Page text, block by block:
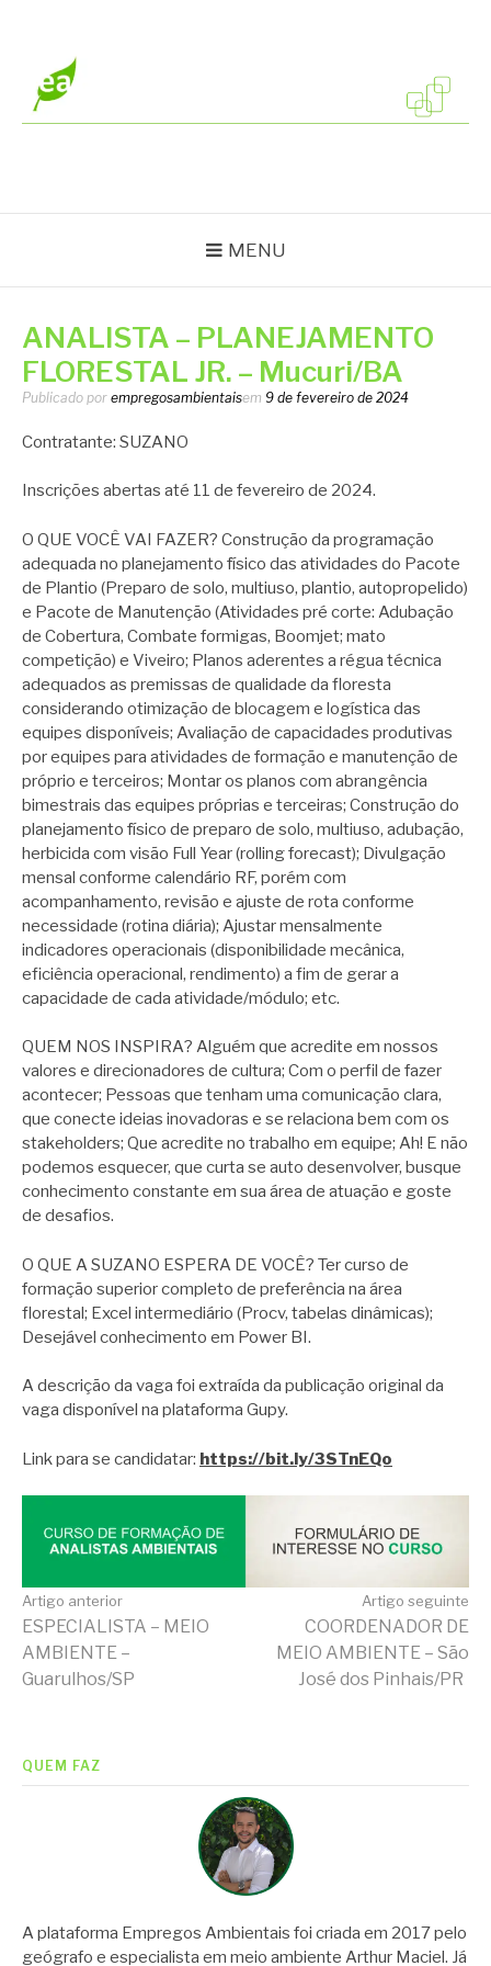
conteúdo
MENU
ANALISTA – PLANEJAMENTO
FLORESTAL JR. – Mucuri/BA
Publicado por empregosambientaisem 9 de fevereiro de 2024
Contratante: SUZANO
Inscrições abertas até 11 de fevereiro de 2024.
O QUE VOCÊ VAI FAZER? Construção da programação
adequada no planejamento físico das atividades do Pacote
de Plantio (Preparo de solo, multiuso, plantio, autopropelido)
e Pacote de Manutenção (Atividades pré corte: Adubação
de Cobertura, Combate formigas, Boomjet; mato
competição) e Viveiro; Planos aderentes a régua técnica
adequados as premissas de qualidade da floresta
considerando otimização de blocagem e logística das
equipes disponíveis; Avaliação de capacidades produtivas
por equipes para atividades de formação e manutenção de
próprio e terceiros; Montar os planos com abrangência
bimestrais das equipes próprias e terceiras; Construção do
planejamento físico de preparo de solo, multiuso, adubação,
herbicida com visão Full Year (rolling forecast); Divulgação
mensal conforme calendário RF, porém com
acompanhamento, revisão e ajuste de rota conforme
necessidade (rotina diária); Ajustar mensalmente
indicadores operacionais (disponibilidade mecânica,
eficiência operacional, rendimento) a fim de gerar a
capacidade de cada atividade/módulo; etc.
QUEM NOS INSPIRA? Alguém que acredite em nossos
valores e direcionadores de cultura; Com o perfil de fazer
acontecer; Pessoas que tenham uma comunicação clara,
que conecte ideias inovadoras e se relaciona bem com os
stakeholders; Que acredite no trabalho em equipe; Ah! E não
podemos esquecer, que curta se auto desenvolver, busque
conhecimento constante em sua área de atuação e goste
de desafios.
O QUE A SUZANO ESPERA DE VOCÊ? Ter curso de
formação superior completo de preferência na área
florestal; Excel intermediário (Procv, tabelas dinâmicas);
Desejável conhecimento em Power BI.
A descrição da vaga foi extraída da publicação original da
vaga disponível na plataforma Gupy.
Link para se candidatar: https://bit.ly/3STnEQo
Continue
lendo
Artigo anterior
ESPECIALISTA – MEIO
AMBIENTE –
Guarulhos/SP
Artigo seguinte
COORDENADOR DE
MEIO AMBIENTE – São
José dos Pinhais/PR
QUEM FAZ
A plataforma Empregos Ambientais foi criada em 2017 pelo
geógrafo e especialista em meio ambiente Arthur Maciel. Já